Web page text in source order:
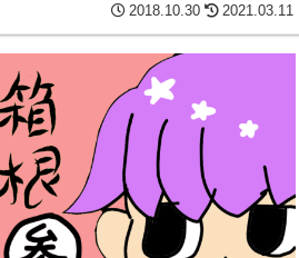
2018.10.30 2021.03.11